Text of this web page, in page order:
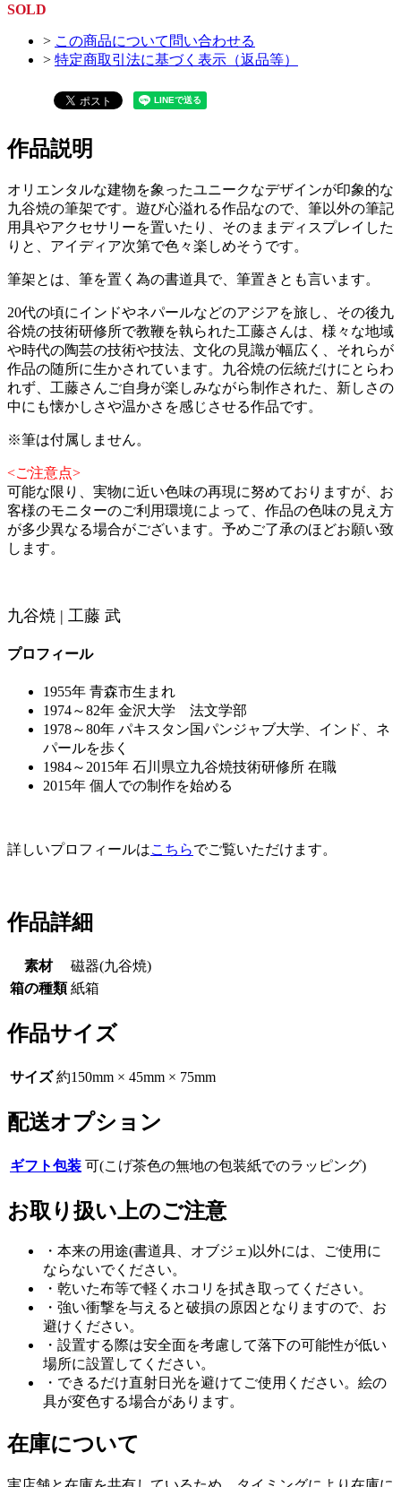
SOLD
> この商品について問い合わせる
> 特定商取引法に基づく表示（返品等）
作品説明
オリエンタルな建物を象ったユニークなデザインが印象的な
九谷焼の筆架です。遊び心溢れる作品なので、筆以外の筆記
用具やアクセサリーを置いたり、そのままディスプレイした
りと、アイディア次第で色々楽しめそうです。
筆架とは、筆を置く為の書道具で、筆置きとも言います。
20代の頃にインドやネパールなどのアジアを旅し、その後九
谷焼の技術研修所で教鞭を執られた工藤さんは、様々な地域
や時代の陶芸の技術や技法、文化の見識が幅広く、それらが
作品の随所に生かされています。九谷焼の伝統だけにとらわ
れず、工藤さんご自身が楽しみながら制作された、新しさの
中にも懐かしさや温かさを感じさせる作品です。
※筆は付属しません。
<ご注意点>
可能な限り、実物に近い色味の再現に努めておりますが、お
客様のモニターのご利用環境によって、作品の色味の見え方
が多少異なる場合がございます。予めご了承のほどお願い致
します。
九谷焼 | 工藤 武
プロフィール
1955年 青森市生まれ
1974～82年 金沢大学 法文学部
1978～80年 パキスタン国パンジャブ大学、インド、ネ
パールを歩く
1984～2015年 石川県立九谷焼技術研修所 在職
2015年 個人での制作を始める
詳しいプロフィールはこちらでご覧いただけます。
作品詳細
素材
磁器(九谷焼)
箱の種類 紙箱
作品サイズ
サイズ 約150mm × 45mm × 75mm
配送オプション
ギフト包装 可(こげ茶色の無地の包装紙でのラッピング)
お取り扱い上のご注意
・本来の用途(書道具、オブジェ)以外には、ご使用に
ならないでください。
・乾いた布等で軽くホコリを拭き取ってください。
・強い衝撃を与えると破損の原因となりますので、お
避けください。
・設置する際は安全面を考慮して落下の可能性が低い
場所に設置してください。
・できるだけ直射日光を避けてご使用ください。絵の
具が変色する場合があります。
在庫について